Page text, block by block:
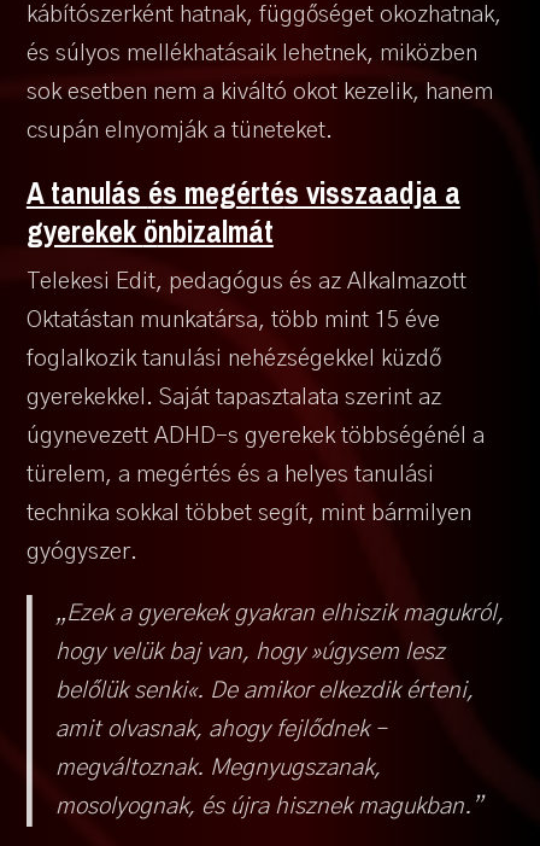
kábítószerként hatnak, függőséget okozhatnak,
és súlyos mellékhatásaik lehetnek, miközben
sok esetben nem a kiváltó okot kezelik, hanem
csupán elnyomják a tüneteket.
A tanulás és megértés visszaadja a
gyerekek önbizalmát
Telekesi Edit, pedagógus és az Alkalmazott
Oktatástan munkatársa, több mint 15 éve
foglalkozik tanulási nehézségekkel küzdő
gyerekekkel. Saját tapasztalata szerint az
úgynevezett ADHD-s gyerekek többségénél a
türelem, a megértés és a helyes tanulási
technika sokkal többet segít, mint bármilyen
gyógyszer.
„Ezek a gyerekek gyakran elhiszik magukról,
hogy velük baj van, hogy »úgysem lesz
belőlük senki«. De amikor elkezdik érteni,
amit olvasnak, ahogy fejlődnek –
megváltoznak. Megnyugszanak,
mosolyognak, és újra hisznek magukban.”